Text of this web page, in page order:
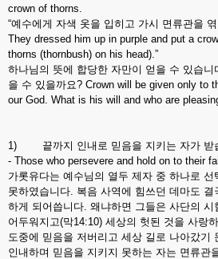
crown of thorns.
“예수에게 자색 옷을 입히고 가시 면류관을
They dressed him up in purple and put a
thorns (thornbush) on his head).”
하나님의 뜻에 합당한 자만이 얻을 수 있습
을 수 있을까요? Crown will be given only to
our God. What is his will and who are
1) 끝까지 인내로 믿음을 지키는 자가 받
- Those who persevere and hold on to their
가롯유다는 예수님의 열두 제자 중 하나로 선
못하였습니다. 복음 사역에 힘쓰던 데마도
하게 되어씁니다. 왜냐하면 그들은 사단의 시
어두워지고(막14:10) 세상의 헛된 것을 사랑
도중에 믿음을 저버리고 세상 길로 나아갔기
인내하며 믿음을 지키지 못하는 자는 면류관